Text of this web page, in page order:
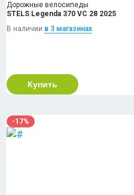
Дорожные велосипеды
STELS Legenda 370 VC 28 2025
В наличии в 3 магазинах
Купить
-17%